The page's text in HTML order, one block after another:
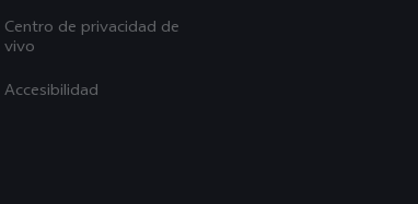
Centro de privacidad de
vivo
Accesibilidad